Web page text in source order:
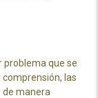
problema que se
las
de manera